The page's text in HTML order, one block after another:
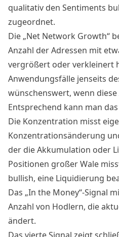
qualitativ den Sentiments
zugeordnet.
Die „Net Network Growth“
Anzahl der Adressen mit
vergrößert oder verkleinert
Anwendungsfälle jenseits
wünschenswert, wenn
Entsprechend kann man
Die Konzentration misst
Konzentrationsänderung
der die Akkumulation oder
Positionen großer Wale
bullish, eine Liquidierung
Das „In the Money“-Signal
Anzahl von Hodlern, die
ändert.